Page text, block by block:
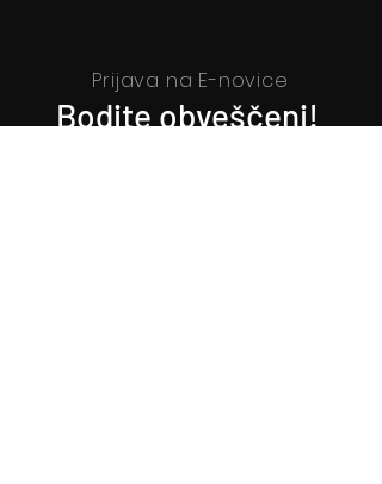
Prijava na E-novice
Bodite obveščeni!